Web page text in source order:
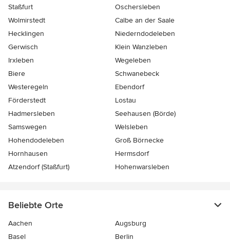
Staßfurt
Oschersleben
Wolmirstedt
Calbe an der Saale
Hecklingen
Niederndodeleben
Gerwisch
Klein Wanzleben
Irxleben
Wegeleben
Biere
Schwanebeck
Westeregeln
Ebendorf
Förderstedt
Lostau
Hadmersleben
Seehausen (Börde)
Samswegen
Welsleben
Hohendodeleben
Groß Börnecke
Hornhausen
Hermsdorf
Atzendorf (Staßfurt)
Hohenwarsleben
Beliebte Orte
Aachen
Augsburg
Basel
Berlin